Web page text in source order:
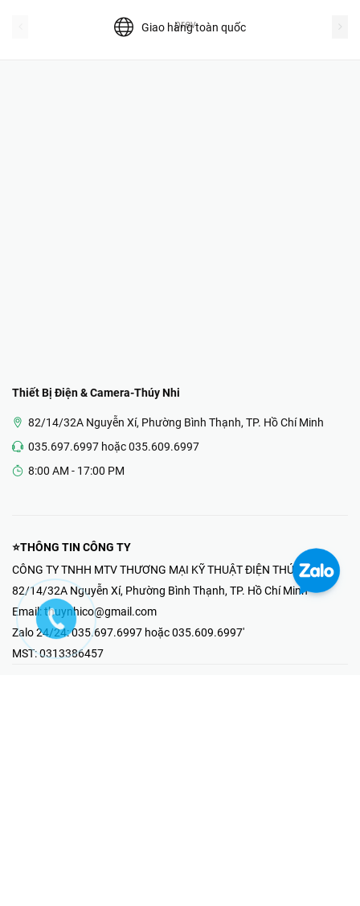
Giao hàng toàn quốc
prev
Thiết Bị Điện & Camera-Thúy Nhi
82/14/32A Nguyễn Xí, Phường Bình Thạnh, TP. Hồ Chí Minh
035.697.6997 hoặc 035.609.6997
8:00 AM - 17:00 PM
⭐THÔNG TIN CÔNG TY
CÔNG TY TNHH MTV THƯƠNG MẠI KỸ THUẬT ĐIỆN THÚY NHI
82/14/32A Nguyễn Xí, Phường Bình Thạnh, TP. Hồ Chí Minh
Email: thuynhico@gmail.com
Zalo 24/24:035.697.6997 hoặc 035.609.6997'
MST:0313386457